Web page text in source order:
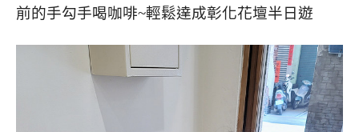
前的手勾手喝咖啡~輕鬆達成彰化花壇半日遊